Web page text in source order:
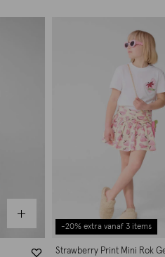
-20% extra vanaf 3 items
Strawberry Print Mini Rok